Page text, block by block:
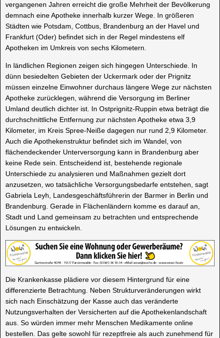
vergangenen Jahren erreicht die große Mehrheit der Bevölkerung
demnach eine Apotheke innerhalb kurzer Wege. In größeren
Städten wie Potsdam, Cottbus, Brandenburg an der Havel und
Frankfurt (Oder) befindet sich in der Regel mindestens elf
Apotheken im Umkreis von sechs Kilometern.
In ländlichen Regionen zeigen sich hingegen Unterschiede. In
dünn besiedelten Gebieten der Uckermark oder der Prignitz
müssen einzelne Einwohner durchaus längere Wege zur nächsten
Apotheke zurücklegen, während die Versorgung im Berliner
Umland deutlich dichter ist. In Ostprignitz-Ruppin etwa beträgt die
durchschnittliche Entfernung zur nächsten Apotheke etwa 3,9
Kilometer, im Kreis Spree-Neiße dagegen nur rund 2,9 Kilometer.
Auch die Apothekenstruktur befindet sich im Wandel, von
flächendeckender Unterversorgung kann in Brandenburg aber
keine Rede sein. Entscheidend ist, bestehende regionale
Unterschiede zu analysieren und Maßnahmen gezielt dort
anzusetzen, wo tatsächliche Versorgungsbedarfe entstehen, sagt
Gabriela Leyh, Landesgeschäftsführerin der Barmer in Berlin und
Brandenburg. Gerade in Flächenländern komme es darauf an,
Stadt und Land gemeinsam zu betrachten und entsprechende
Lösungen zu entwickeln.
Die Krankenkasse plädiere vor diesem Hintergrund für eine
differenzierte Betrachtung. Neben Strukturveränderungen wirkt
sich nach Einschätzung der Kasse auch das veränderte
Nutzungsverhalten der Versicherten auf die Apothekenlandschaft
aus. So würden immer mehr Menschen Medikamente online
bestellen. Das gelte sowohl für rezeptfreie als auch zunehmend für